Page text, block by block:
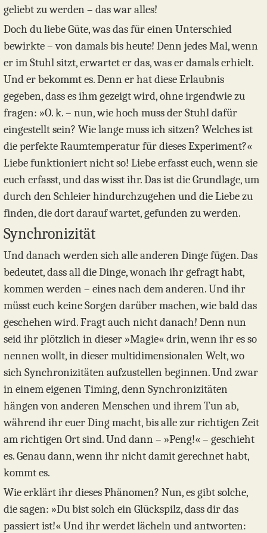
geliebt zu werden – das war alles!
Doch du liebe Güte, was das für einen Unterschied
bewirkte – von damals bis heute! Denn jedes Mal, wenn
er im Stuhl sitzt, erwartet er das, was er damals erhielt.
Und er bekommt es. Denn er hat diese Erlaubnis
gegeben, dass es ihm gezeigt wird, ohne irgendwie zu
fragen: »O. k. – nun, wie hoch muss der Stuhl dafür
eingestellt sein? Wie lange muss ich sitzen? Welches ist
die perfekte Raumtemperatur für dieses Experiment?«
Liebe funktioniert nicht so! Liebe erfasst euch, wenn sie
euch erfasst, und das wisst ihr. Das ist die Grundlage, um
durch den Schleier hindurchzugehen und die Liebe zu
finden, die dort darauf wartet, gefunden zu werden.
Synchronizität
Und danach werden sich alle anderen Dinge fügen. Das
bedeutet, dass all die Dinge, wonach ihr gefragt habt,
kommen werden – eines nach dem anderen. Und ihr
müsst euch keine Sorgen darüber machen, wie bald das
geschehen wird. Fragt auch nicht danach! Denn nun
seid ihr plötzlich in dieser »Magie« drin, wenn ihr es so
nennen wollt, in dieser multidimensionalen Welt, wo
sich Synchronizitäten aufzustellen beginnen. Und zwar
in einem eigenen Timing, denn Synchronizitäten
hängen von anderen Menschen und ihrem Tun ab,
während ihr euer Ding macht, bis alle zur richtigen Zeit
am richtigen Ort sind. Und dann – »Peng!« – geschieht
es. Genau dann, wenn ihr nicht damit gerechnet habt,
kommt es.
Wie erklärt ihr dieses Phänomen? Nun, es gibt solche,
die sagen: »Du bist solch ein Glückspilz, dass dir das
passiert ist!« Und ihr werdet lächeln und antworten: